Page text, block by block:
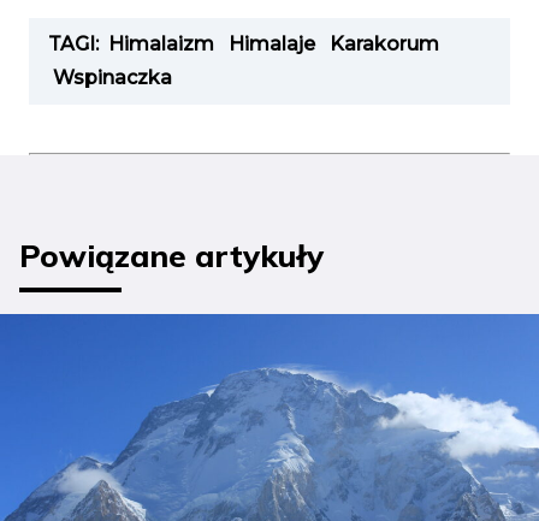
TAGI: Himalaizm Himalaje
Karakorum
Wspinaczka
Powiązane artykuły